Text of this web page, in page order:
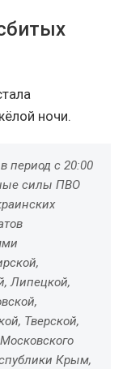
ночи.
период с 20:00
силы ПВО
Липецкой,
Тверской,
Крым,